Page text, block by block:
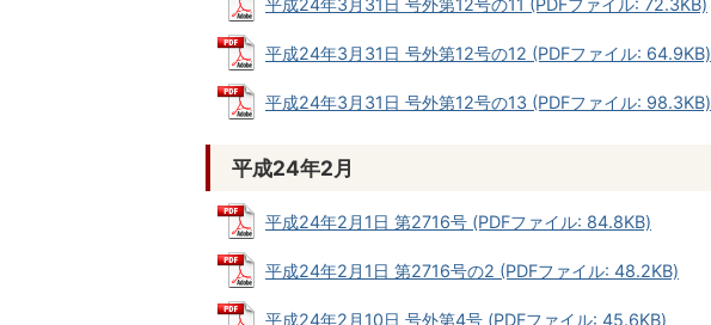
平成24年3月31日 号外第12号の11 (PDFファイル: 72.3KB)
平成24年3月31日 号外第12号の12 (PDFファイル: 64.9KB)
平成24年3月31日 号外第12号の13 (PDFファイル: 98.3KB)
平成24年2月
平成24年2月1日 第2716号 (PDFファイル: 84.8KB)
平成24年2月1日 第2716号の2 (PDFファイル: 48.2KB)
平成24年2月10日 号外第4号 (PDFファイル: 45.6KB)